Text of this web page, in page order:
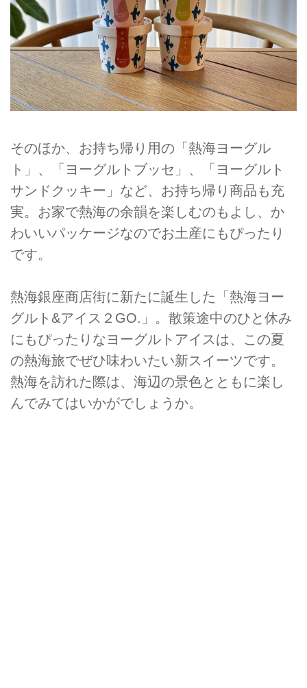
そのほか、お持ち帰り用の「熱海ヨーグル
ト」、「ヨーグルトブッセ」、「ヨーグルト
サンドクッキー」など、お持ち帰り商品も充
実。お家で熱海の余韻を楽しむのもよし、か
わいいパッケージなのでお土産にもぴったり
です。
熱海銀座商店街に新たに誕生した「熱海ヨー
グルト&アイス２GO.」。散策途中のひと休み
にもぴったりなヨーグルトアイスは、この夏
の熱海旅でぜひ味わいたい新スイーツです。
熱海を訪れた際は、海辺の景色とともに楽し
んでみてはいかがでしょうか。